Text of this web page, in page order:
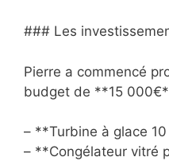
### Les
Pierre a commencé
budget de **15
– **Turbine à glace
– **Congélateur vitré